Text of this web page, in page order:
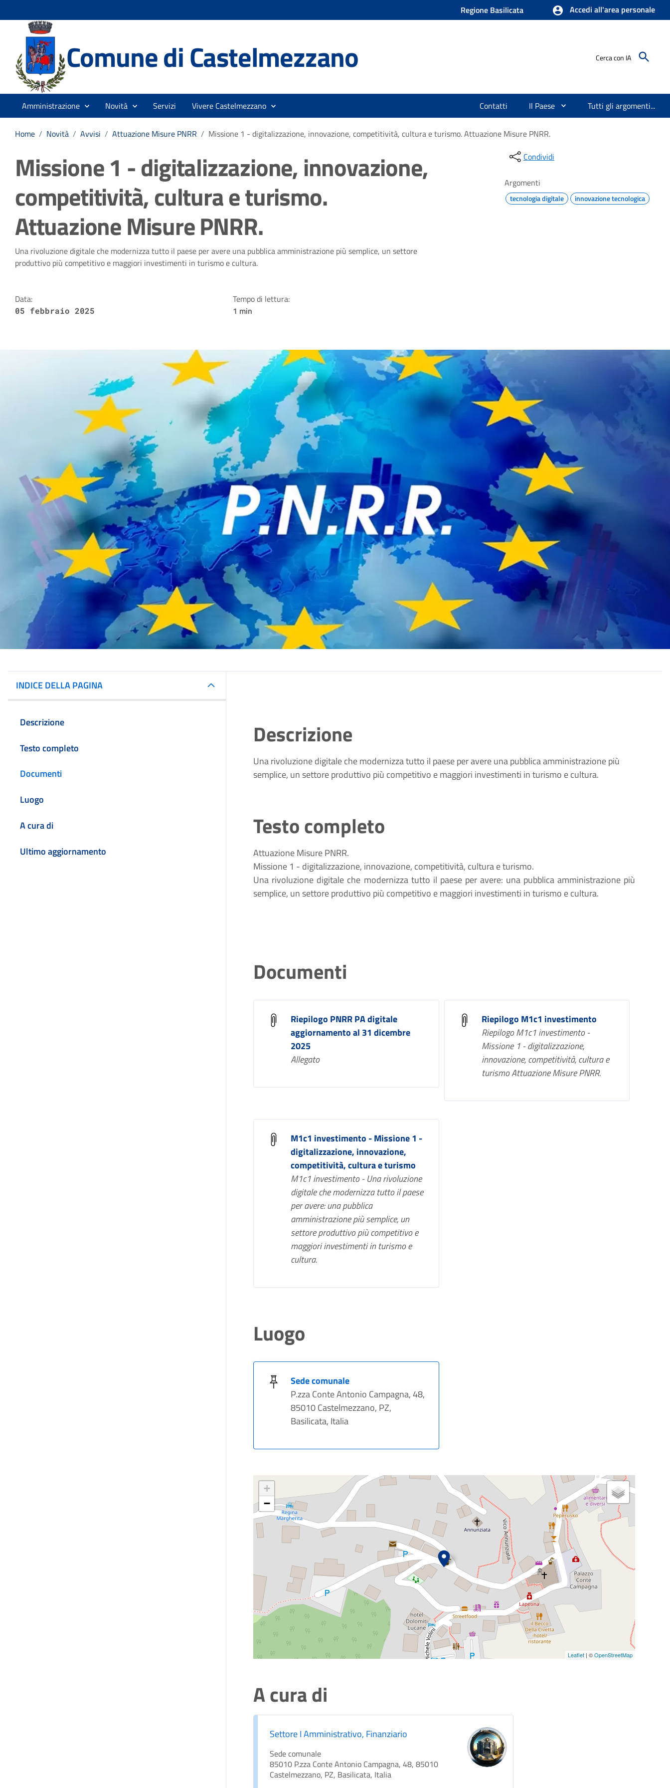
Regione Basilicata Accedi all'area personale
Comune di Castelmezzano Cerca con IA
Amministrazione Novità Servizi Vivere Castelmezzano Contatti Il Paese Tutti gli argomenti...
Home / Novità / Avvisi / Attuazione Misure PNRR / Missione 1 - digitalizzazione, innovazione, competitività, cultura e turismo. Attuazione Misure PNRR.​
Missione 1 - digitalizzazione, innovazione,
competitività, cultura e turismo.
Attuazione Misure PNRR.​
Dettagli della notizia
Una rivoluzione digitale che modernizza tutto il paese per avere una pubblica amministrazione più semplice, un settore
produttivo più competitivo e maggiori investimenti in turismo e cultura.
Data:
05 febbraio 2025
Tempo di lettura:
1 min
Condividi
Argomenti
tecnologia digitale innovazione tecnologica
INDICE DELLA PAGINA
Descrizione
Testo completo
Documenti
Luogo
A cura di
Ultimo aggiornamento
Descrizione
Una rivoluzione digitale che modernizza tutto il paese per avere una pubblica amministrazione più
semplice, un settore produttivo più competitivo e maggiori investimenti in turismo e cultura.
Testo completo
Attuazione Misure PNRR.
Missione 1 - digitalizzazione, innovazione, competitività, cultura e turismo.
Una rivoluzione digitale che modernizza tutto il paese per avere: una pubblica amministrazione più
semplice, un settore produttivo più competitivo e maggiori investimenti in turismo e cultura.
Documenti
Riepilogo PNRR PA digitale
aggiornamento al 31 dicembre
2025
Allegato
Riepilogo M1c1 investimento
Riepilogo M1c1 investimento -
Missione 1 - digitalizzazione,
innovazione, competitività, cultura e
turismo Attuazione Misure PNRR.​
M1c1 investimento - Missione 1 -
digitalizzazione, innovazione,
competitività, cultura e turismo
M1c1 investimento - Una rivoluzione
digitale che modernizza tutto il paese
per avere: una pubblica
amministrazione più semplice, un
settore produttivo più competitivo e
maggiori investimenti in turismo e
cultura.
Luogo
Sede comunale
P.zza Conte Antonio Campagna, 48,
85010 Castelmezzano, PZ,
Basilicata, Italia
+
−
Leaflet| ©OpenStreetMap
A cura di
Settore I Amministrativo, Finanziario
Sede comunale
85010 P.zza Conte Antonio Campagna, 48, 85010
Castelmezzano, PZ, Basilicata, Italia